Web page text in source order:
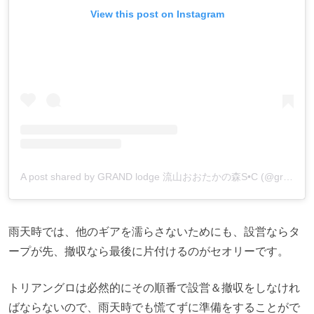
View this post on Instagram
雨天時では、他のギアを濡らさないためにも、設営ならタ
ープが先、撤収なら最後に片付けるのがセオリーです。
トリアングロは必然的にその順番で設営＆撤収をしなけれ
ばならないので、雨天時でも慌てずに準備をすることがで